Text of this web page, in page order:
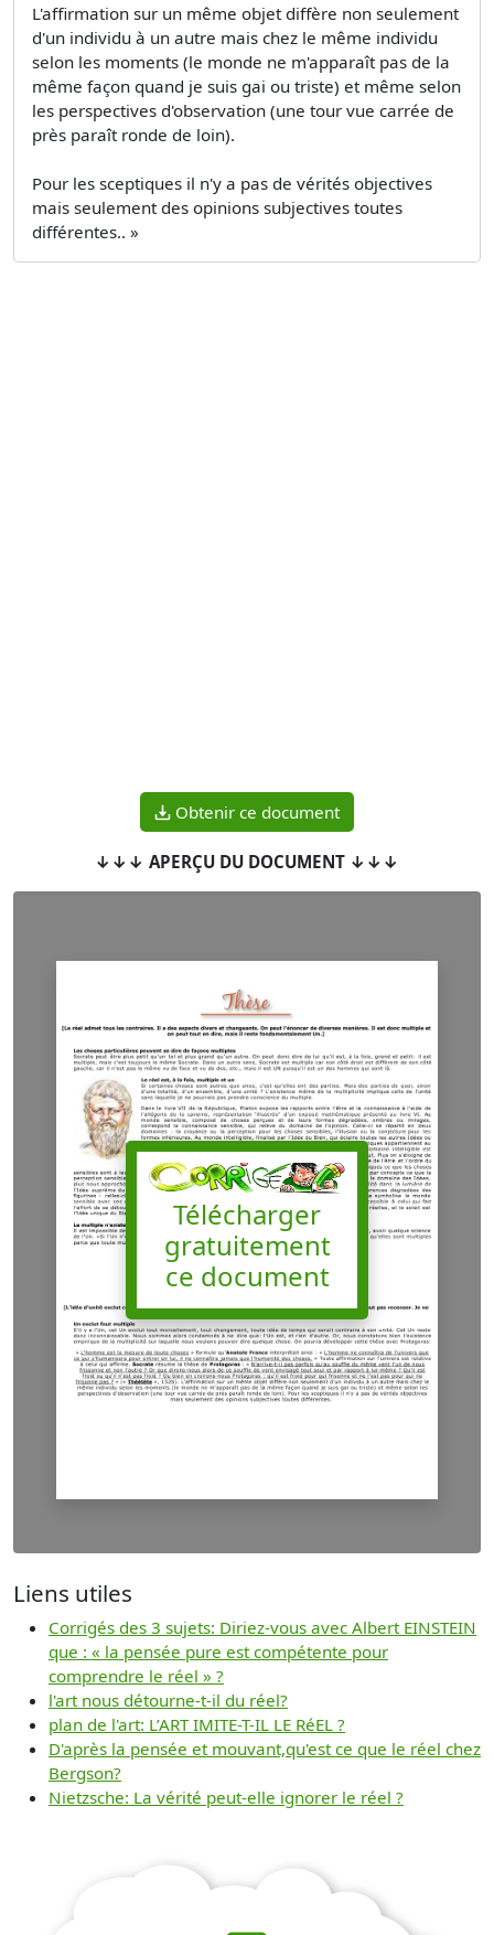
L'affirmation sur un même objet diffère non seulement
d'un individu à un autre mais chez le même individu
selon les moments (le monde ne m'apparaît pas de la
même façon quand je suis gai ou triste) et même selon
les perspectives d'observation (une tour vue carrée de
près paraît ronde de loin).
Pour les sceptiques il n'y a pas de vérités objectives
mais seulement des opinions subjectives toutes
différentes.. »
Obtenir ce document
↓↓↓ APERÇU DU DOCUMENT ↓↓↓
Télécharger
gratuitement
ce document
Liens utiles
Corrigés des 3 sujets: Diriez-vous avec Albert EINSTEIN
que : « la pensée pure est compétente pour
comprendre le réel » ?
l'art nous détourne-t-il du réel?
plan de l'art: L’ART IMITE-T-IL LE RéEL ?
D'après la pensée et mouvant,qu'est ce que le réel chez
Bergson?
Nietzsche: La vérité peut-elle ignorer le réel ?